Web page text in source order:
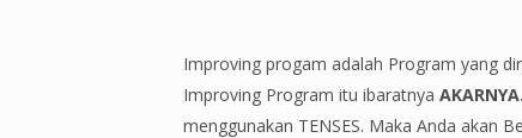
Improving progam adalah Program yang
Improving Program itu ibaratnya AKARNYA.
menggunakan TENSES. Maka Anda akan